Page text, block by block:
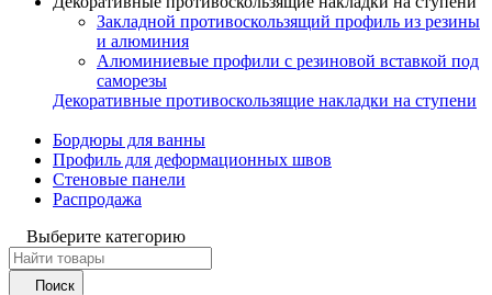
Закладной противоскользящий профиль из резины
и алюминия
Алюминиевые профили с резиновой вставкой под
саморезы
Декоративные противоскользящие накладки на ступени
Бордюры для ванны
Профиль для деформационных швов
Стеновые панели
Распродажа
Выберите категорию
Поиск